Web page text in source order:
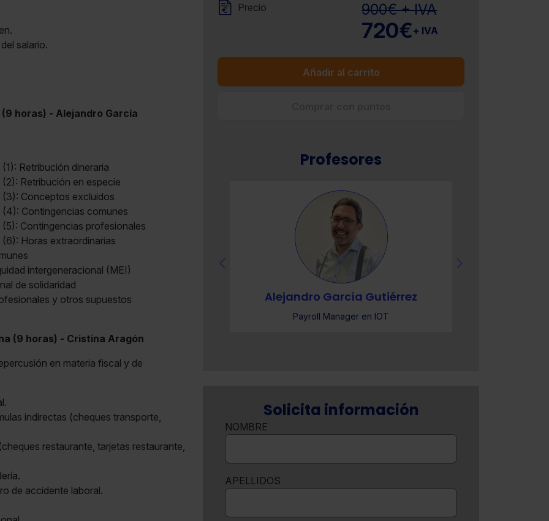
salario.
horas) - Alejandro García
Retribución dineraria
Retribución en especie
Conceptos excluidos
Contingencias comunes
Contingencias profesionales
Horas extraordinarias
intergeneracional (MEI)
de solidaridad
y otros supuestos
(9 horas) - Cristina Aragón
en materia fiscal y de
indirectas (cheques transporte,
restaurante, tarjetas restaurante,
de accidente laboral.
Precio 900€ + IVA
720€+ IVA
Añadir al carrito
Profesores
Cristina Aragón Gómez Alejandro García Gutiérrez
Payroll Manager en IOT
Solicita información
NOMBRE
APELLIDOS